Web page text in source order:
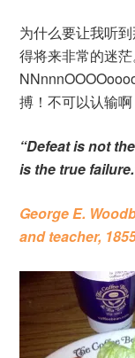
为什么要让我听
得将来非常的迷茫
搏！不可以认输啊
“Defeat is not
is the true
George E.
and teacher,